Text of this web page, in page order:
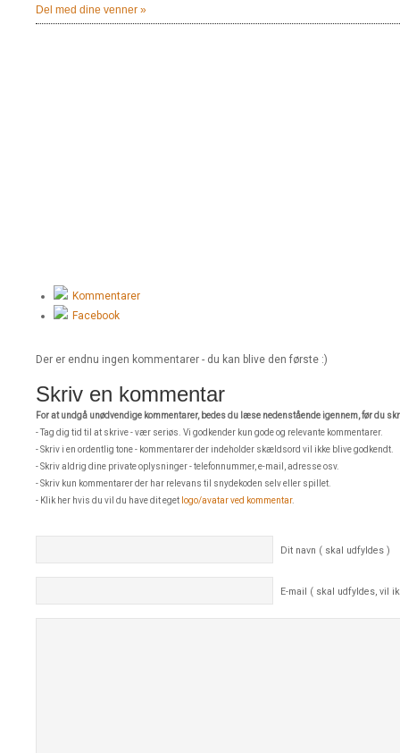
Del med dine venner »
Kommentarer
Facebook
Der er endnu ingen kommentarer - du kan blive den første :)
Skriv en kommentar
For at undgå unødvendige kommentarer, bedes du læse nedenstående igennem, før du
- Tag dig tid til at skrive - vær seriøs. Vi godkender kun gode og relevante kommentarer.
- Skriv i en ordentlig tone - kommentarer der indeholder skældsord vil ikke blive godkendt.
- Skriv aldrig dine private oplysninger - telefonnummer, e-mail, adresse osv.
- Skriv kun kommentarer der har relevans til snydekoden selv eller spillet.
- Klik her hvis du vil du have dit eget logo/avatar ved kommentar.
Dit navn ( skal udfyldes )
E-mail ( skal udfyldes, vil